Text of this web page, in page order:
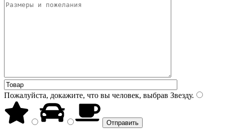
Пожалуйста, докажите, что вы человек, выбрав Звезду.